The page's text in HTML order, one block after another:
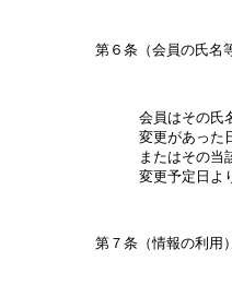
会員はその氏
変更があった
またはその当